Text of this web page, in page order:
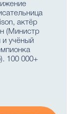
актёр
(Министр
и учёный
100 000+